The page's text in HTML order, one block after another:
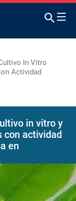
In Vitro
Actividad
in vitro y
con actividad
en